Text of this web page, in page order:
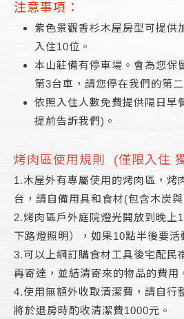
注意事項：
紫色景觀香杉木屋房型可提供
入住10位。
本山莊備有停車場。會為您保
第3台車，請您停在我們的第
依照入住人數免費提供隔日早
提前告訴我們)。
烤肉區使用規則 (僅限入住
1.木屋外有專屬使用的烤肉區，烤
台，請自備用具和食材(包含木炭與
2.烤肉區戶外庭院燈光開放到晚上
下路燈照明），如果10點半後要活
3.可以上網訂購食材工具後宅配民
再寄達，並結清寄來的物品的費用
4.使用無額外收取清潔費，請自行
將於退房時酌收清潔費1000元。